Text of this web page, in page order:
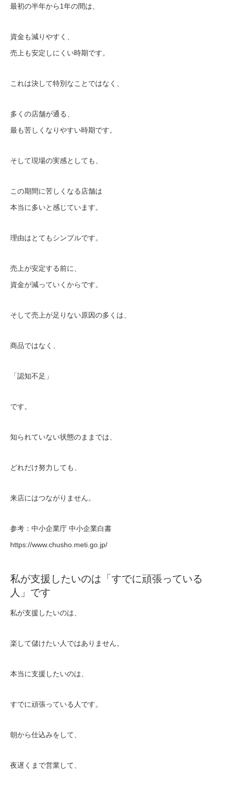
最初の半年から1年の間は、
資金も減りやすく、
売上も安定しにくい時期です。
これは決して特別なことではなく、
多くの店舗が通る、
最も苦しくなりやすい時期です。
そして現場の実感としても、
この期間に苦しくなる店舗は
本当に多いと感じています。
理由はとてもシンプルです。
売上が安定する前に、
資金が減っていくからです。
そして売上が足りない原因の多くは、
商品ではなく、
「認知不足」
です。
知られていない状態のままでは、
どれだけ努力しても、
来店にはつながりません。
参考：中小企業庁 中小企業白書
https://www.chusho.meti.go.jp/
私が支援したいのは「すでに頑張っている
人」です
私が支援したいのは、
楽して儲けたい人ではありません。
本当に支援したいのは、
すでに頑張っている人です。
朝から仕込みをして、
夜遅くまで営業して、